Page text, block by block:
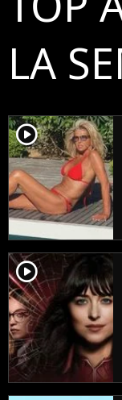
LA
player2
player2